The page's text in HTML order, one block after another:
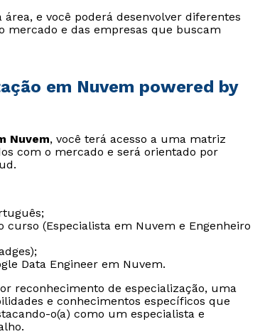
e você poderá desenvolver diferentes
mercado e das empresas que buscam
em Nuvem powered by
Nuvem, você terá acesso a uma matriz
com o mercado e será orientado por
(Especialista em Nuvem e Engenheiro
Data Engineer em Nuvem.
reconhecimento de especialização, uma
e conhecimentos específicos que
o(a) como um especialista e
Rápido e fácil
WhatsApp
Rápido e fácil
WhatsApp